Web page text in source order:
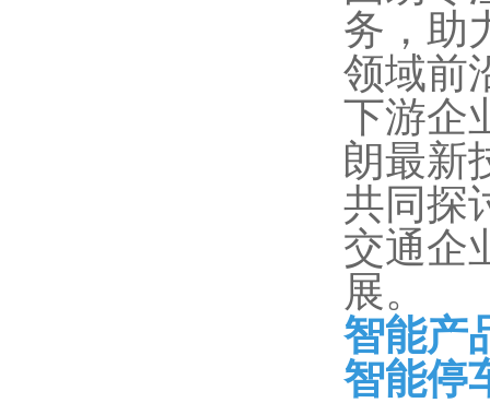
务，助
领域前
下游企
朗最新
共同探
交通企
展。
智能产
智能停